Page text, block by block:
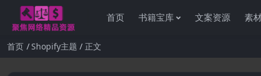
首页 书籍宝库 文案资源 素
首页 Shopify主题 正文